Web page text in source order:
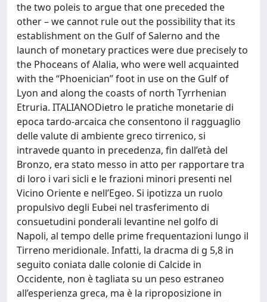
the two poleis to argue that one preceded the
other – we cannot rule out the possibility that its
establishment on the Gulf of Salerno and the
launch of monetary practices were due precisely to
the Phoceans of Alalia, who were well acquainted
with the “Phoenician” foot in use on the Gulf of
Lyon and along the coasts of north Tyrrhenian
Etruria. ITALIANODietro le pratiche monetarie di
epoca tardo-arcaica che consentono il ragguaglio
delle valute di ambiente greco tirrenico, si
intravede quanto in precedenza, fin dall’età del
Bronzo, era stato messo in atto per rapportare tra
di loro i vari sicli e le frazioni minori presenti nel
Vicino Oriente e nell’Egeo. Si ipotizza un ruolo
propulsivo degli Eubei nel trasferimento di
consuetudini ponderali levantine nel golfo di
Napoli, al tempo delle prime frequentazioni lungo il
Tirreno meridionale. Infatti, la dracma di g 5,8 in
seguito coniata dalle colonie di Calcide in
Occidente, non è tagliata su un peso estraneo
all’esperienza greca, ma è la riproposizione in